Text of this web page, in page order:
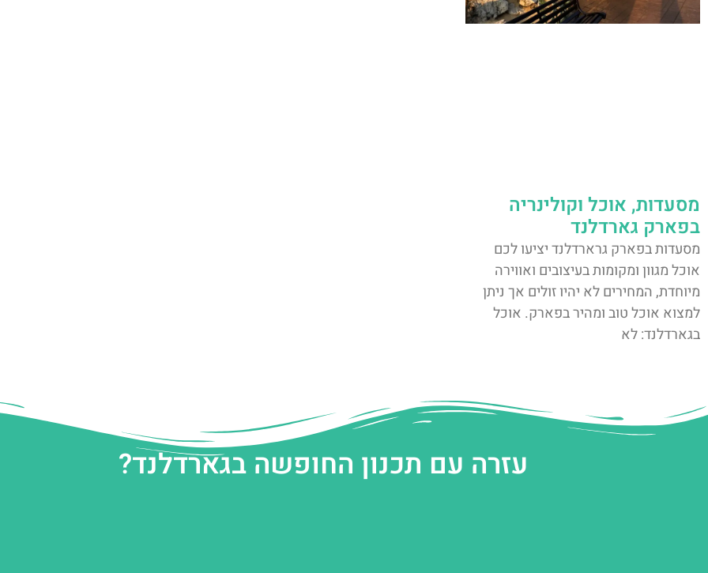
מסעדות, אוכל וקולינריה
בפארק גארדלנד
מסעדות בפארק גרארדלנד יציעו לכם
אוכל מגוון ומקומות בעיצובים ואווירה
מיוחדת, המחירים לא יהיו זולים אך ניתן
למצוא אוכל טוב ומהיר בפארק. אוכל
בגארדלנד: לא
עזרה עם תכנון החופשה בגארדלנד?